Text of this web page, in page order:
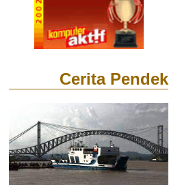
Cerita Pendek